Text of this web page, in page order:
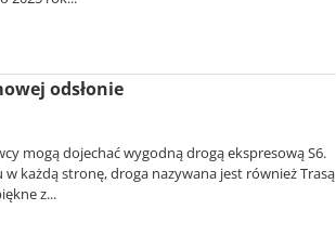
odsłonie
mogą dojechać wygodną drogą ekspresową S6.
każdą stronę, droga nazywana jest również Trasą
z...